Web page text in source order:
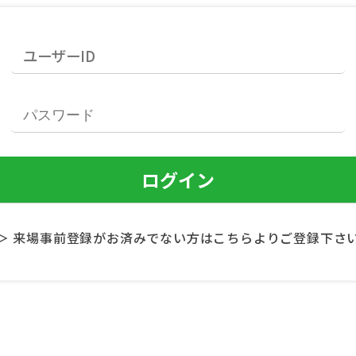
来場事前登録がお済みでない方はこちらよりご登録下さ